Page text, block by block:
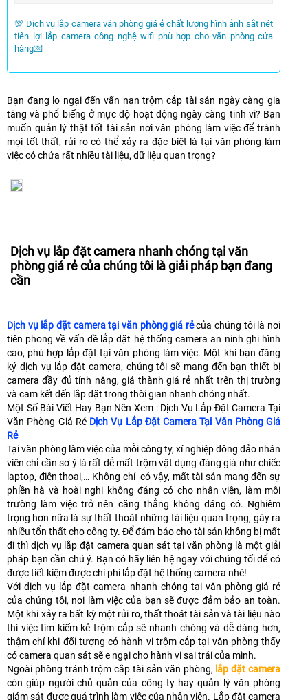
💯 Dịch vụ lắp camera văn phòng giá ẻ chất lượng hình ảnh sắt nét
tiên lợi lắp camera công nghệ wifi phù hợp cho văn phòng cửa
hàng💌
Bạn đang lo ngại đến vấn nạn trộm cắp tài sản ngày càng gia
tăng và phổ biếng ở mực độ hoạt động ngày càng tinh vi? Bạn
muốn quản lý thật tốt tài sản nơi văn phòng làm việc để tránh
mọi tốt thất, rủi ro có thể xảy ra đặc biệt là tại văn phòng làm
việc có chứa rất nhiều tài liệu, dữ liệu quan trọng?
Dịch vụ lắp đặt camera nhanh chóng tại văn
phòng giá rẻ của chúng tôi là giải pháp bạn đang
cần
Dịch vụ lắp đặt camera tại văn phòng giá rẻcủa chúng tôi là nơi
tiên phong về vấn đề lắp đặt hệ thống camera an ninh ghi hình
cao, phù hợp lắp đặt tại văn phòng làm việc. Một khi bạn đăng
ký dịch vụ lắp đặt camera, chúng tôi sẽ mang đến bạn thiết bị
camera đầy đủ tính năng, giá thành giá rẻ nhất trên thị trường
và cam kết đến lắp đặt trong thời gian nhanh chóng nhất.
Một Số Bài Viết Hay Bạn Nên Xem : Dịch Vụ Lắp Đặt Camera Tại
Văn Phòng Giá Rẻ Dịch Vụ Lắp Đặt Camera Tại Văn Phòng Giá
Rẻ
Tại văn phòng làm việc của mỗi công ty, xí nghiệp đông đảo nhân
viên chỉ cần sơ ý là rất dễ mất trộm vật dụng đáng giá như chiếc
laptop, điện thoại,… Không chỉ có vậy, mất tài sản mang đến sự
phiền hà và hoài nghi không đáng có cho nhân viên, làm môi
trường làm việc trở nên căng thẳng không đáng có. Nghiêm
trọng hơn nữa là sự thất thoát những tài liệu quan trọng, gây ra
nhiều tổn thất cho công ty. Để đảm bảo cho tài sản không bị mất
đi thì dịch vụ lắp đặt camera quan sát tại văn phòng là một giải
pháp bạn cần chú ý. Bạn có hãy liên hệ ngay với chúng tối để có
được tiết kiệm được chi phí lắp đặt hệ thống camera nhé!
Với dịch vụ lắp đặt camera nhanh chóng tại văn phòng giá rẻ
của chúng tôi, nơi làm việc của bạn sẽ được đảm bảo an toàn.
Một khi xảy ra bất kỳ một rủi ro, thất thoát tài sản và tài liệu nào
thì việc tìm kiếm kẻ trộm cắp sẽ nhanh chóng và dễ dàng hơn,
thậm chí khi đối tượng có hành vi trộm cắp tại văn phòng thấy
có camera quan sát sẽ e ngại cho hành vi sai trái của mình.
Ngoài phòng tránh trộm cắp tài sản văn phòng, lắp đặt camera
còn giúp người chủ quản của công ty hay quản lý văn phòng
giám sát được quá trình làm việc của nhân viên. Lắp đặt camera